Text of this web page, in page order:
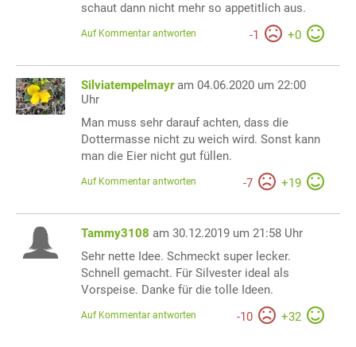
schaut dann nicht mehr so appetitlich aus.
-1 +0
Auf Kommentar antworten
Silviatempelmayr am 04.06.2020 um 22:00
Uhr
Man muss sehr darauf achten, dass die
Dottermasse nicht zu weich wird. Sonst kann
man die Eier nicht gut füllen.
-7 +19
Auf Kommentar antworten
Tammy3108 am 30.12.2019 um 21:58 Uhr
Sehr nette Idee. Schmeckt super lecker.
Schnell gemacht. Für Silvester ideal als
Vorspeise. Danke für die tolle Ideen.
-10 +32
Auf Kommentar antworten